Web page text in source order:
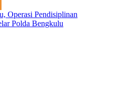
Operasi Pendisiplinan
Polda Bengkulu